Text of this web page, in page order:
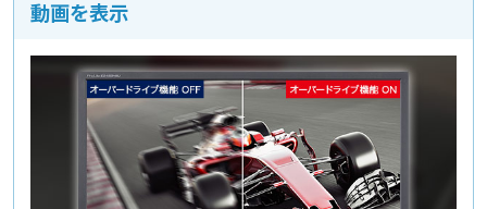
動画を表示